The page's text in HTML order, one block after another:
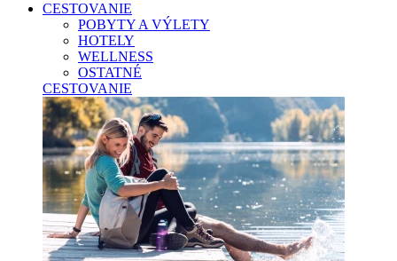
CESTOVANIE
POBYTY A VÝLETY
HOTELY
WELLNESS
OSTATNÉ
CESTOVANIE